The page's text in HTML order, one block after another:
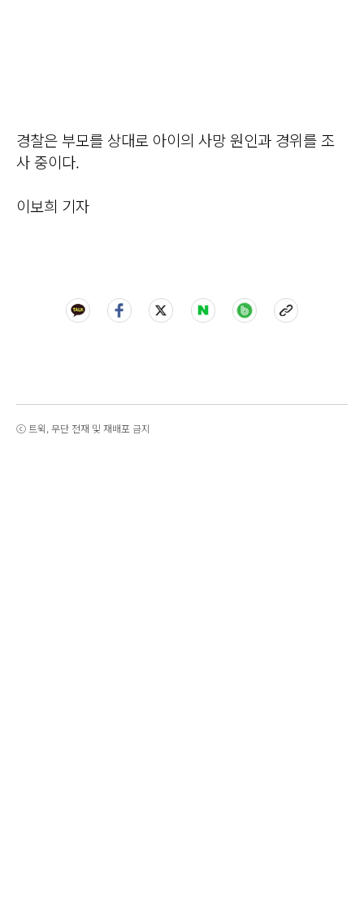
경찰은 부모를 상대로 아이의 사망 원인과 경위를 조
사 중이다.
이보희 기자
ⓒ 트윅, 무단 전재 및 재배포 금지